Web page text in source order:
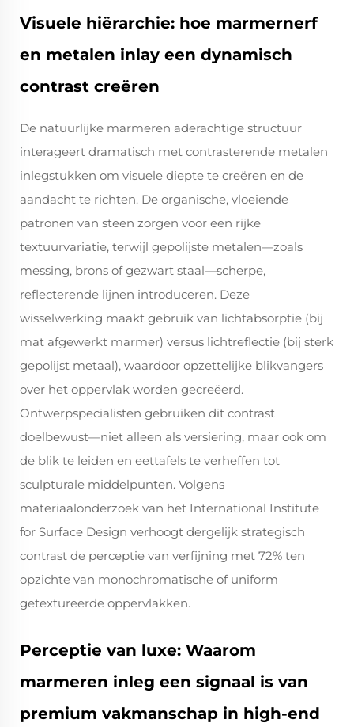
Visuele hiërarchie: hoe marmernerf
en metalen inlay een dynamisch
contrast creëren
De natuurlijke marmeren aderachtige structuur
interageert dramatisch met contrasterende metalen
inlegstukken om visuele diepte te creëren en de
aandacht te richten. De organische, vloeiende
patronen van steen zorgen voor een rijke
textuurvariatie, terwijl gepolijste metalen—zoals
messing, brons of gezwart staal—scherpe,
reflecterende lijnen introduceren. Deze
wisselwerking maakt gebruik van lichtabsorptie (bij
mat afgewerkt marmer) versus lichtreflectie (bij sterk
gepolijst metaal), waardoor opzettelijke blikvangers
over het oppervlak worden gecreëerd.
Ontwerpspecialisten gebruiken dit contrast
doelbewust—niet alleen als versiering, maar ook om
de blik te leiden en eettafels te verheffen tot
sculpturale middelpunten. Volgens
materiaalonderzoek van het International Institute
for Surface Design verhoogt dergelijk strategisch
contrast de perceptie van verfijning met 72% ten
opzichte van monochromatische of uniform
getextureerde oppervlakken.
Perceptie van luxe: Waarom
marmeren inleg een signaal is van
premium vakmanschap in high-end